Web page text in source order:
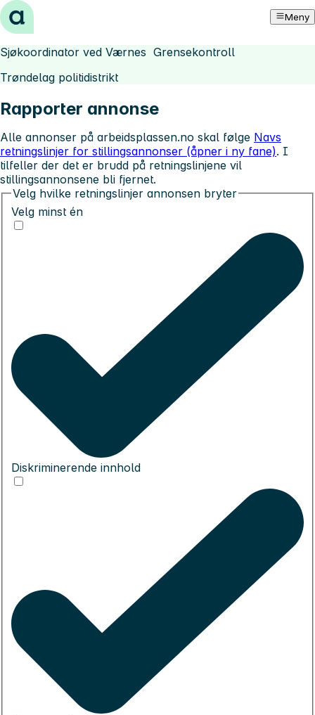
Hopp til innhold Meny
Sjøkoordinator ved Værnes Grensekontroll
Trøndelag politidistrikt
Rapporter annonse
Alle annonser på arbeidsplassen.no skal følge Navs
retningslinjer for stillingsannonser (åpner i ny fane). I
tilfeller der det er brudd på retningslinjene vil
stillingsannonsene bli fjernet.
Velg hvilke retningslinjer annonsen bryter
Velg minst én
Diskriminerende innhold